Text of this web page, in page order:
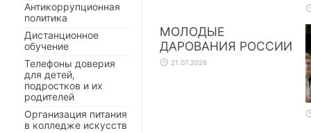
МОЛОДЫЕ
ДАРОВАНИЯ РОССИИ
21.07.2026
Антикоррупционная
политика
Дистанционное
обучение
Телефоны доверия
для детей,
подростков и их
родителей
Организация питания
в колледже искусств